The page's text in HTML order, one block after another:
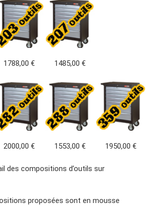
1788,00 € 1485,00 €
2000,00 € 1553,00 € 1950,00 €
des compositions d’outils sur
proposées sont en mousse